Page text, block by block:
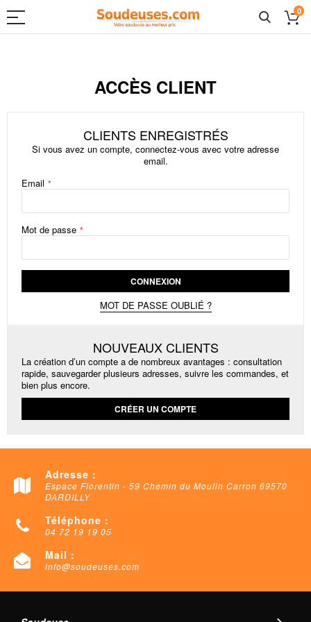
0
Allez
ACCÈS CLIENT
CLIENTS ENREGISTRÉS
Si vous avez un compte, connectez-vous avec votre adresse
email.
Email
Mot de passe
CONNEXION
MOT DE PASSE OUBLIÉ ?
NOUVEAUX CLIENTS
La création d’un compte a de nombreux avantages : consultation
rapide, sauvegarder plusieurs adresses, suivre les commandes, et
bien plus encore.
CRÉER UN COMPTE
Adresse :
Espace Florentin - 59 Chemin du Moulin Carron 69570
DARDILLY
Téléphone :
04 72 19 19 05
Mail :
info@soudeuses.com